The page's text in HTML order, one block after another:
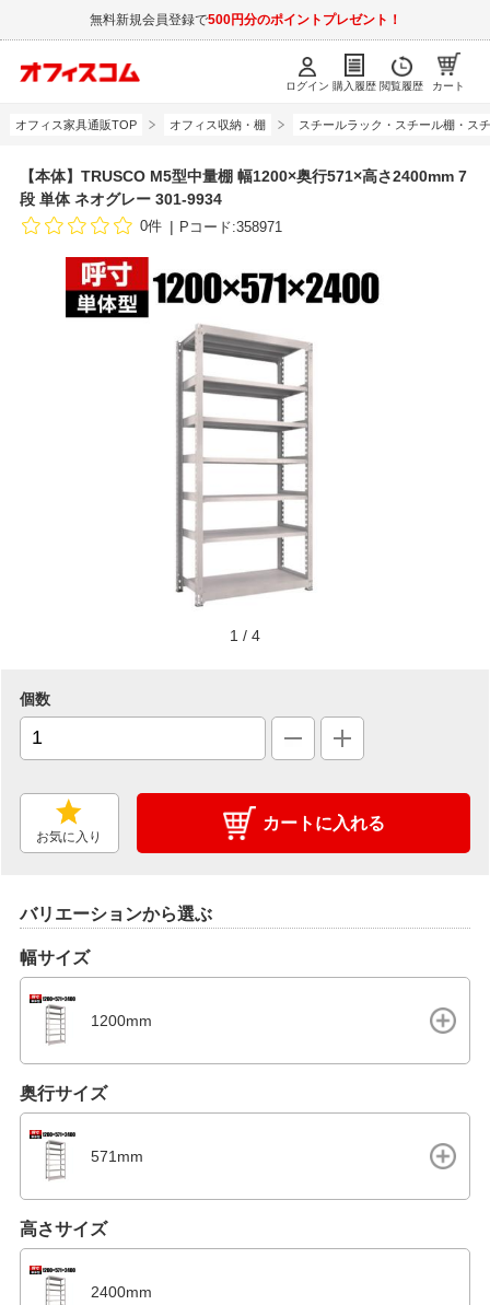
無料新規会員登録で500円分のポイントプレゼント！
ログイン 購入履歴 閲覧履歴 カート
オフィス家具通販TOP オフィス収納・棚 スチールラック・スチール棚・ス
【本体】TRUSCO M5型中量棚 幅1200×奥行571×高さ2400mm 7
段 単体 ネオグレー 301-9934
0件 Pコード:358971
1 / 4
個数
お気に入り
カートに入れる
バリエーションから選ぶ
幅サイズ
1200mm
奥行サイズ
571mm
高さサイズ
2400mm